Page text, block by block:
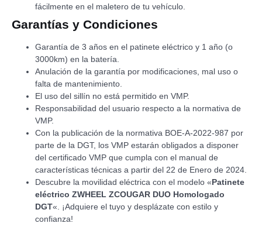
fácilmente en el maletero de tu vehículo.
Garantías y Condiciones
Garantía de 3 años en el patinete eléctrico y 1 año (o
3000km) en la batería.
Anulación de la garantía por modificaciones, mal uso o
falta de mantenimiento.
El uso del sillín no está permitido en VMP.
Responsabilidad del usuario respecto a la normativa de
VMP.
Con la publicación de la normativa BOE-A-2022-987 por
parte de la DGT, los VMP estarán obligados a disponer
del certificado VMP que cumpla con el manual de
características técnicas a partir del 22 de Enero de 2024.
Descubre la movilidad eléctrica con el modelo «Patinete
eléctrico ZWHEEL ZCOUGAR DUO Homologado
DGT«. ¡Adquiere el tuyo y desplázate con estilo y
confianza!